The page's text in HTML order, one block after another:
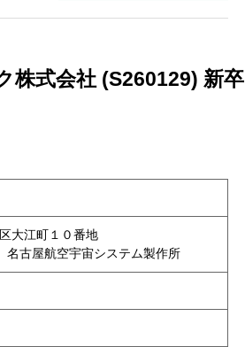
株式会社 (S260129) 新卒
大江町１０番地
屋航空宇宙システム製作所